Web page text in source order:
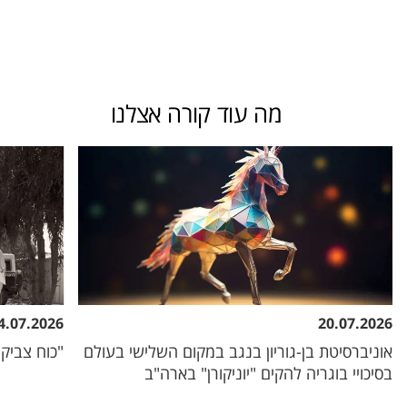
מה עוד קורה אצלנו
20.07.2026
אוניברסיטת בן-גוריון בנגב במקום השלישי בעולם
בסיכויי בוגריה להקים "יוניקורן" בארה"ב
"כוח